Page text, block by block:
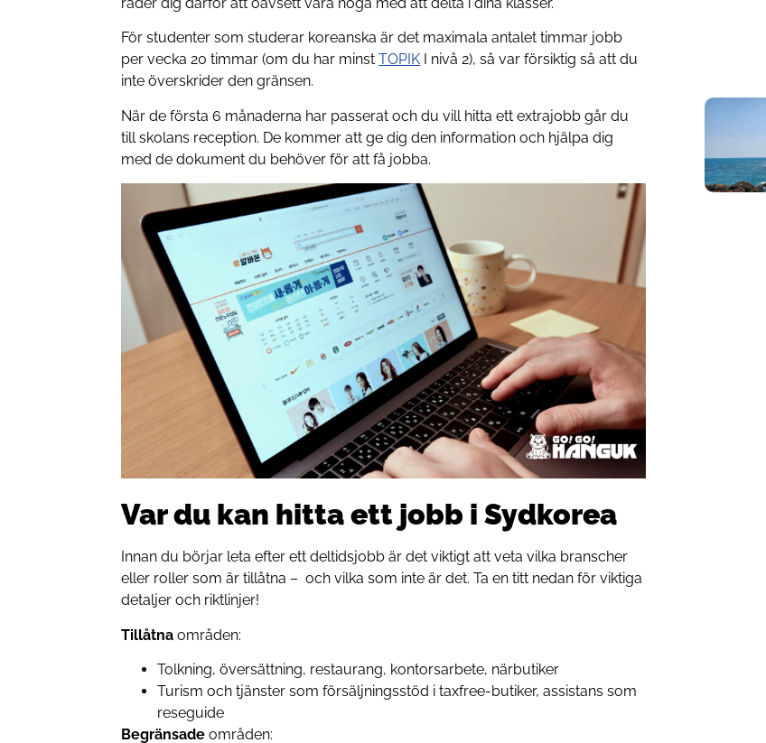
För studenter som studerar koreanska är det maximala antalet timmar jobb
per vecka 20 timmar (om du har minstTOPIK I nivå 2), så var försiktig så att du
inte överskrider den gränsen.
När de första 6 månaderna har passerat och du vill hitta ett extrajobb går du
till skolans reception. De kommer att ge dig den information och hjälpa dig
med de dokument du behöver för att få jobba.
Var du kan hitta ett jobb i Sydkorea
Innan du börjar leta efter ett deltidsjobb är det viktigt att veta vilka branscher
eller roller som är tillåtna – och vilka som inte är det. Ta en titt nedan för viktiga
detaljer och riktlinjer!
Tillåtnaområden:
Tolkning, översättning, restaurang, kontorsarbete, närbutiker
Turism och tjänster som försäljningsstöd i taxfree-butiker, assistans som
reseguide
Begränsadeområden: